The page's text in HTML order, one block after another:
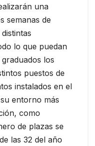
una
semanas de
lo que puedan
los
puestos de
instalados en el
entorno más
como
de plazas se
las 32 del año